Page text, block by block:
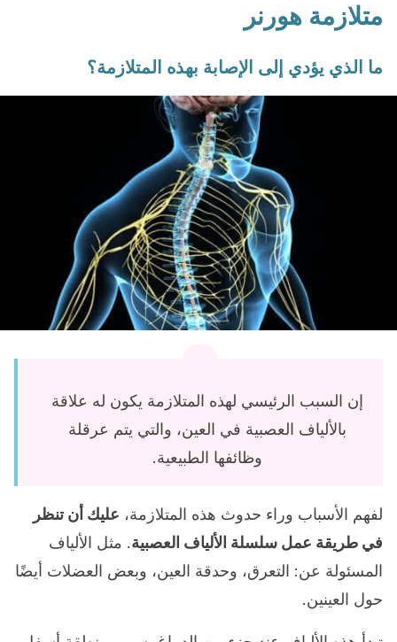
متلازمة هورنر
ما الذي يؤدي إلى الإصابة بهذه المتلازمة؟
إن السبب الرئيسي لهذه المتلازمة يكون له علاقة
بالألياف العصبية في العين، والتي يتم عرقلة
وظائفها الطبيعية.
لفهم الأسباب وراء حدوث هذه المتلازمة، عليك أن تنظر
في طريقة عمل سلسلة الألياف العصبية. مثل الألياف
المسئولة عن: التعرق، وحدقة العين، وبعض العضلات أيضًا
حول العينين.